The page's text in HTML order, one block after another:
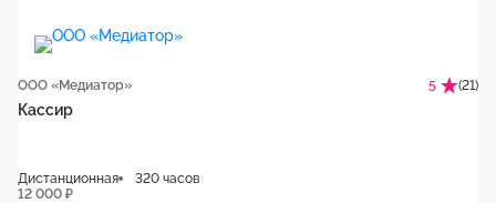
ООО «Медиатор» 5 (21)
Кассир
Дистанционная
320 часов
12 000 ₽